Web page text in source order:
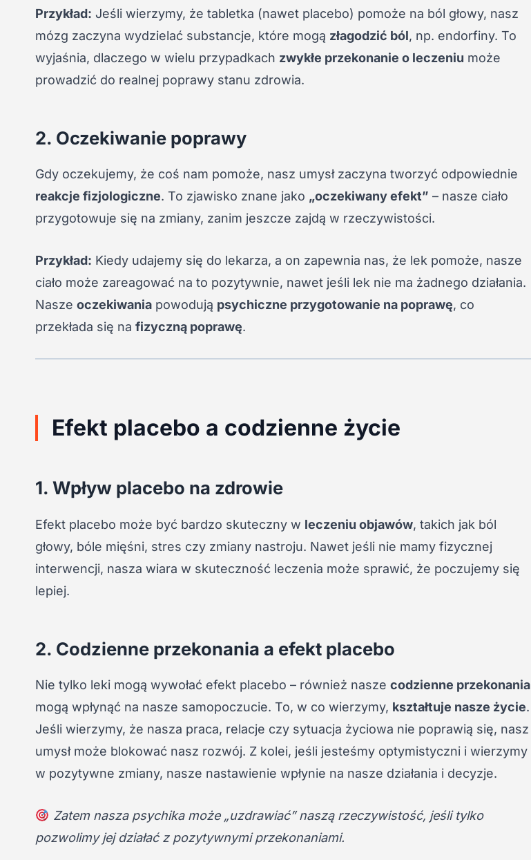
Przykład: Jeśli wierzymy, że tabletka (nawet placebo) pomoże na ból głowy, nasz
mózg zaczyna wydzielać substancje, które mogą złagodzić ból, np. endorfiny. To
wyjaśnia, dlaczego w wielu przypadkach zwykłe przekonanie o leczeniu może
prowadzić do realnej poprawy stanu zdrowia.
2. Oczekiwanie poprawy
Gdy oczekujemy, że coś nam pomoże, nasz umysł zaczyna tworzyć odpowiednie
reakcje fizjologiczne. To zjawisko znane jako „oczekiwany efekt” – nasze ciało
przygotowuje się na zmiany, zanim jeszcze zajdą w rzeczywistości.
Przykład: Kiedy udajemy się do lekarza, a on zapewnia nas, że lek pomoże, nasze
ciało może zareagować na to pozytywnie, nawet jeśli lek nie ma żadnego działania.
Nasze oczekiwania powodują psychiczne przygotowanie na poprawę, co
przekłada się na fizyczną poprawę.
Efekt placebo a codzienne życie
1. Wpływ placebo na zdrowie
Efekt placebo może być bardzo skuteczny w leczeniu objawów, takich jak ból
głowy, bóle mięśni, stres czy zmiany nastroju. Nawet jeśli nie mamy fizycznej
interwencji, nasza wiara w skuteczność leczenia może sprawić, że poczujemy się
lepiej.
2. Codzienne przekonania a efekt placebo
Nie tylko leki mogą wywołać efekt placebo – również nasze codzienne przekonania
mogą wpłynąć na nasze samopoczucie. To, w co wierzymy, kształtuje nasze życie.
Jeśli wierzymy, że nasza praca, relacje czy sytuacja życiowa nie poprawią się, nasz
umysł może blokować nasz rozwój. Z kolei, jeśli jesteśmy optymistyczni i wierzymy
w pozytywne zmiany, nasze nastawienie wpłynie na nasze działania i decyzje.
Zatem nasza psychika może „uzdrawiać” naszą rzeczywistość, jeśli tylko
pozwolimy jej działać z pozytywnymi przekonaniami.